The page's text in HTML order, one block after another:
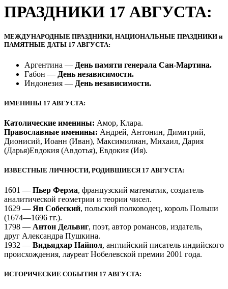
ПРАЗДНИКИ 17 АВГУСТА:
МЕЖДУНАРОДНЫЕ ПРАЗДНИКИ, НАЦИОНАЛЬНЫЕ ПРАЗДНИКИ и
ПАМЯТНЫЕ ДАТЫ 17 АВГУСТА:
Аргентина — День памяти генерала Сан-Мартина.
Габон — День независимости.
Индонезия — День независимости.
ИМЕНИНЫ 17 АВГУСТА:
Католические именины: Амор, Клара.
Православные именины: Андрей, Антонин, Димитрий,
Дионисий, Иоанн (Иван), Максимилиан, Михаил, Дария
(Дарья)Евдокия (Авдотья), Евдокия (Ия).
ИЗВЕСТНЫЕ ЛИЧНОСТИ, РОДИВШИЕСЯ 17 АВГУСТА:
1601 — Пьер Ферма, французский математик, создатель
аналитической геометрии и теории чисел.
1629 — Ян Собеский, польский полководец, король Польши
(1674—1696 гг.).
1798 — Антон Дельвиг, поэт, автор романсов, издатель,
друг Александра Пушкина.
1932 — Видьядхар Найпол, английский писатель индийского
происхождения, лауреат Нобелевской премии 2001 года.
ИСТОРИЧЕСКИЕ СОБЫТИЯ 17 АВГУСТА: